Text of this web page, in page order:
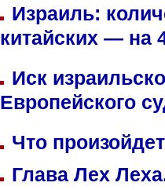
Израиль:
китайских — на
Иск
Европейского
Что
Глава Лех